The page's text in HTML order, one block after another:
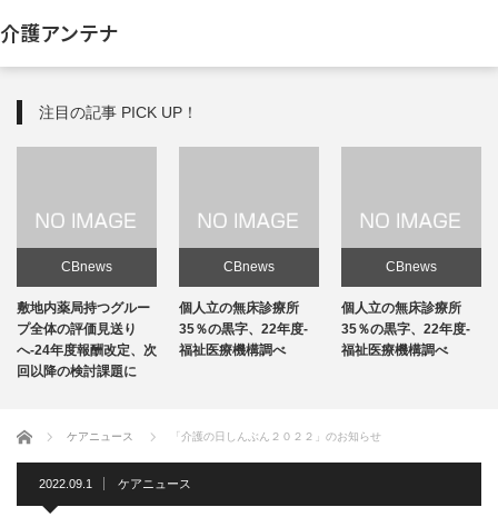
介護アンテナ
注目の記事 PICK UP！
CBnews
敷地内薬局持つグルー
プ全体の評価見送り
へ-24年度報酬改定、次
回以降の検討課題に
CBnews
個人立の無床診療所
35％の黒字、22年度-
福祉医療機構調べ
CBnews
個人立の無床診療所
35％の黒字、22年度-
福祉医療機構調べ
ホーム ケアニュース 「介護の日しんぶん２０２２」のお知らせ
2022.09.1 ケアニュース